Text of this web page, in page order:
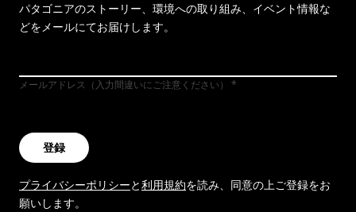
パタゴニアのストーリー、環境への取り組み、イベント情報な
どをメールにてお届けします。
メールアドレス（入力間違いにご注意ください）
登録
プライバシーポリシーと利用規約を読み、同意の上ご登録をお
願いします。